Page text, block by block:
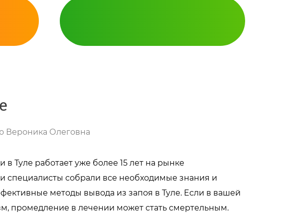
Вероника Олеговна
Туле работает уже более 15 лет на рынке
специалисты собрали все необходимые знания и
методы вывода из запоя в Туле. Если в вашей
промедление в лечении может стать смертельным.